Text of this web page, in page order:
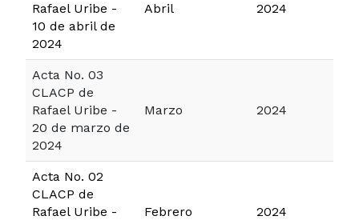
Rafael Uribe -
10 de abril de
2024
Abril 2024
Acta No. 03
CLACP de
Rafael Uribe -
20 de marzo de
2024
Marzo 2024
Acta No. 02
CLACP de
Rafael Uribe -
Febrero 2024